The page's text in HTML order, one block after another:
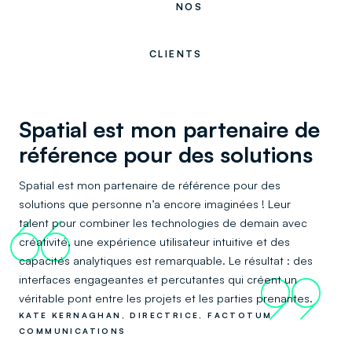
NOS
CLIENTS
Spatial est mon partenaire de
référence pour des solutions
Spatial est mon partenaire de référence pour des
solutions que personne n’a encore imaginées ! Leur
talent pour combiner les technologies de demain avec
créativité, une expérience utilisateur intuitive et des
capacités analytiques est remarquable. Le résultat : des
interfaces engageantes et percutantes qui créent un
véritable pont entre les projets et les parties prenantes.
66
99
KATE KERNAGHAN, DIRECTRICE, FACTOTUM
COMMUNICATIONS